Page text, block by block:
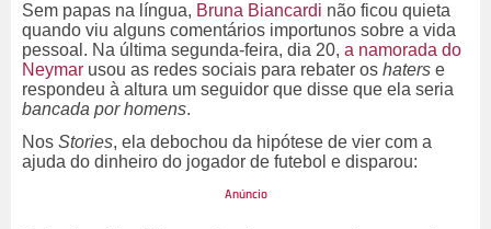
Sem papas na língua, Bruna Biancardi não ficou quieta
quando viu alguns comentários importunos sobre a vida
pessoal. Na última segunda-feira, dia 20, a namorada do
Neymar usou as redes sociais para rebater os haters e
respondeu à altura um seguidor que disse que ela seria
bancada por homens.
Nos Stories, ela debochou da hipótese de vier com a
ajuda do dinheiro do jogador de futebol e disparou: